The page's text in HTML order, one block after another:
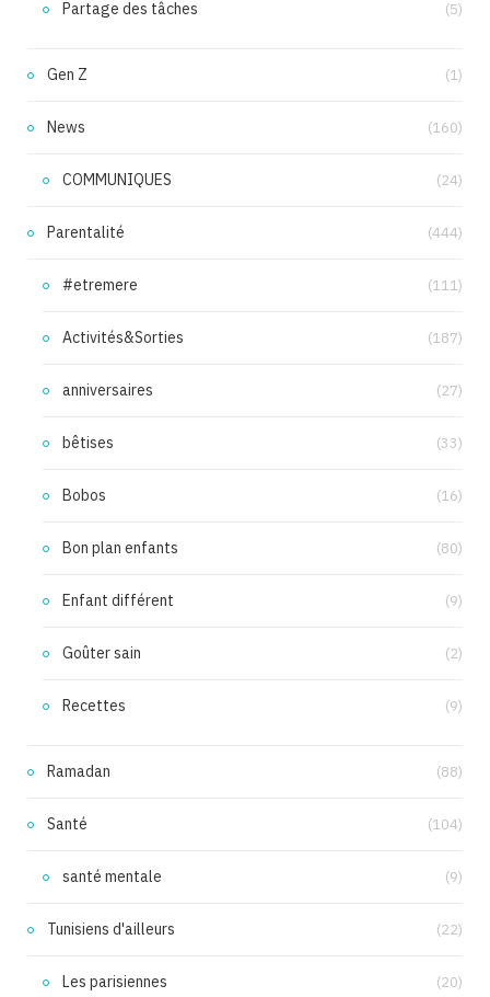
Partage des tâches (5)
Gen Z (1)
News (160)
COMMUNIQUES (24)
Parentalité (444)
#etremere (111)
Activités&Sorties (187)
anniversaires (27)
bêtises (33)
Bobos (16)
Bon plan enfants (80)
Enfant différent (9)
Goûter sain (2)
Recettes (9)
Ramadan (88)
Santé (104)
santé mentale (9)
Tunisiens d'ailleurs (22)
Les parisiennes (20)